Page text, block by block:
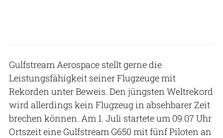
Gulfstream Aerospace stellt gerne die
Leistungsfähigkeit seiner Flugzeuge mit
Rekorden unter Beweis. Den jüngsten Weltrekord
wird allerdings kein Flugzeug in absehbarer Zeit
brechen können. Am 1. Juli startete um 09.07 Uhr
Ortszeit eine Gulfstream G650 mit fünf Piloten an